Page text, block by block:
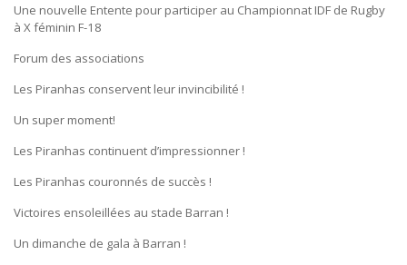
Une nouvelle Entente pour participer au Championnat IDF de Rugby
à X féminin F-18
Forum des associations
Les Piranhas conservent leur invincibilité !
Un super moment!
Les Piranhas continuent d’impressionner !
Les Piranhas couronnés de succès !
Victoires ensoleillées au stade Barran !
Un dimanche de gala à Barran !